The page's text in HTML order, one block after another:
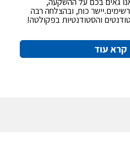
כוח, ובהצלחה רבה
והסטודנטיות בפקולטה!
קרא עוד